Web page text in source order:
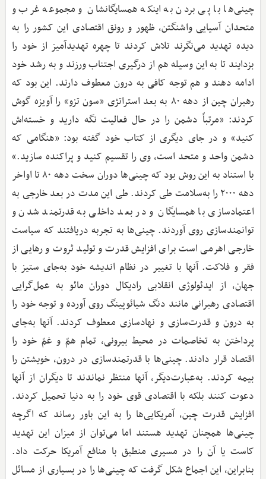
چینی‌ها با پی بردن به اینکه همسایگانشان و مجموعه غرب و
متحدان آسیایی واشنگتن، ظهور و رونق اقتصادی این کشور را به
دیده تهدید می‌نگرند تلاش کردند تا چهره تهدیدآمیز از خود را
بزدایند تا به این وسیله هم از درگیری اجتناب ورزند و به رشد خود
ادامه دهند و هم توجه کافی به درون معطوف دارند. این بود که
رهبران چین از دهه ۸۰ به بعد استراتژی «سون تزو» را آویزه گوش
کردند: «مرتباً دشمن را در حال فعالیت نگه دارید و خسته‌اش
کنید» و در جای دیگری از کتاب خود گفته بود: «هنگامی‌ که
دشمن واحد و متحد است، وی را تقسیم کنید و پراکنده سازید.»
با استناد به این روش بود که چینی‌ها دوران سخت دهه ۸۰ تا اواخر
دهه ۲۰۰۰ را به‌سلامت طی کردند. طی این مدت در بعد خارجی به
اعتمادسازی با همسایگان و در بعد داخلی به قدرتمند شدن و
توانمندسازی روی آوردند. چینی‌ها به تجربه دریافتند که سیاست
خارجی اهرمی است برای افزایش قدرت و تولید ثروت و رهایی از
فقر و فلاکت. آنها با تغییر در نظام اندیشه خود به‌جای ستیز با
جهان، از ایدئولوژی انقلابی رادیکال دوران مائو به عمل‌گرایی
اقتصادی رهبرانی مانند دنگ شیائوپینگ روی آورده و توجه خود را
به درون و قدرت‌سازی و نهادسازی معطوف کردند. آنها به‌جای
پرداختن به تخاصمات در محیط بیرونی، تمام همّ و غمّ خود را
اقتصاد قرار دادند. چینی‌ها با قدرتمندسازی در درون، خویشتن را
بیمه کردند. به‌عبارت‌دیگر، آنها منتظر نماندند تا دیگران از آنها
دعوت کنند بلکه با اقتصادی قوی خود را به دنیا تحمیل کردند.
افزایش قدرت چین، آمریکایی‌ها را به این باور رساند که اگرچه
چینی‌ها همچنان تهدید هستند اما می‌توان از میزان این تهدید
کاست یا آن را در مسیری منطبق با منافع آمریکا حرکت داد.
بنابراین، این اجماع شکل گرفت که چینی‌ها را در بسیاری از مسائل